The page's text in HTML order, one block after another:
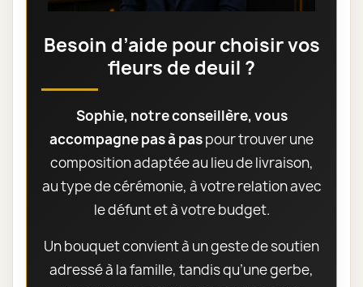
Besoin d’aide pour choisir vos
fleurs de deuil ?
Sophie, notre conseillère, vous
accompagne pas à paspour trouver une
composition adaptée au lieu de livraison,
au type de cérémonie, à votre relation avec
le défunt et à votre budget.
Un bouquet convient à un geste de soutien
adressé à la famille, tandis qu’une gerbe,